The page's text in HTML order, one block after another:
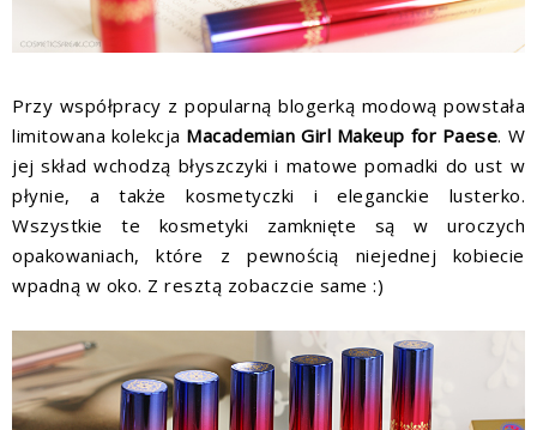
Przy współpracy z popularną blogerką modową powstała
limitowana kolekcja Macademian Girl Makeup for Paese. W
jej skład wchodzą błyszczyki i matowe pomadki do ust w
płynie, a także kosmetyczki i eleganckie lusterko.
Wszystkie te kosmetyki zamknięte są w uroczych
opakowaniach, które z pewnością niejednej kobiecie
wpadną w oko. Z resztą zobaczcie same :)